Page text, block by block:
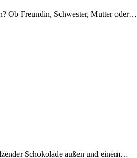
Ob Freundin, Schwester, Mutter oder…
Schokolade außen und einem…